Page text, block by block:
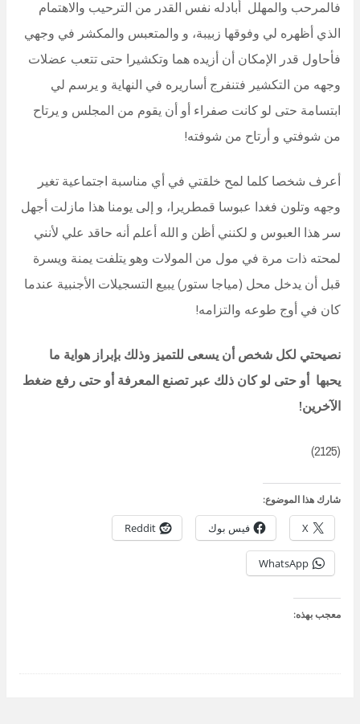
فالمرحب والمهلل أبادله نفس القدر من الترحيب والاهتمام
الذي أظهره لي وفوقها زبيبة، و والمتعبس والمكشر في وجهي
فأحاول قدر الإمكان أن أزيده هما وتكشيرا حتى تتعب عضلات
وجهه من التكشير فتنفرج أساريره في النهاية و يرسم لي
ابتسامة حتى لو كانت صفراء أو أن يقوم من المجلس و يرتاح
من شوفتي و أرتاح من شوفته!
أعرف شخصا كلما لمح خلقتي في أي مناسبة اجتماعية تغير
وجهه وتلون فغدا عبوسا قمطريرا، و إلى يومنا هذا مازلت أجهل
سر هذا العبوس و لكنني أظن و الله أعلم أنه حاقد علي لأنني
لمحته ذات مرة في مول من المولات وهو يتلفت يمنة ويسرة
قبل أن يدخل محل (مياجا ستور) يبيع التسجيلات الأجنبية عندما
كان في أوج طوعه والتزامه!
نصيحتي لكل شخص أن يسعى للتميز وذلك بإبراز هواية ما
يحبها أو حتى لو كان ذلك عبر تصنع المعرفة أو حتى رفع ضغط
الآخرين!
(2125)
شارك هذا الموضوع:
X فيس بوك Reddit
WhatsApp
معجب بهذه: